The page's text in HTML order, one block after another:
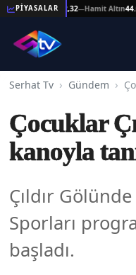
PİYASALAR
Altın44.092,32 Hamit Altın
Serhat Tv Gündem
Çocuklar
kanoyla
Çıldır
Sporları
başladı.